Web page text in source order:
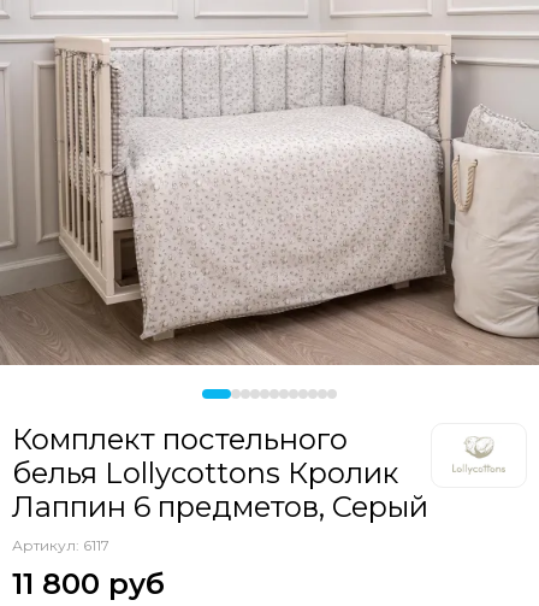
Комплект постельного
белья Lollycottons Кролик
Лаппин 6 предметов, Серый
Артикул: 6117
11 800 руб